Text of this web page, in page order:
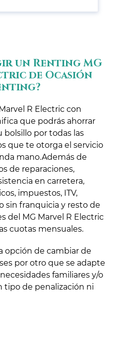
un Renting MG
de Ocasión
R Electric con
que podrás ahorrar
por todas las
que te otorga el servicio
mano.Además de
de reparaciones,
en carretera,
impuestos, ITV,
sin franquicia y resto de
del MG Marvel R Electric
cuotas mensuales.
opción de cambiar de
por otro que se adapte
familiares y/o
tipo de penalización ni